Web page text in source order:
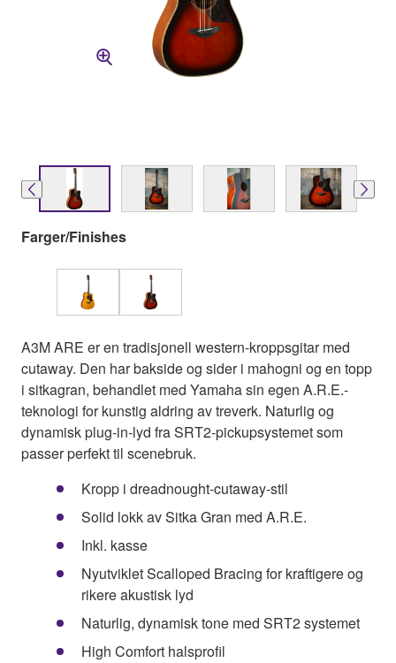
Farger/Finishes
A3M ARE er en tradisjonell western-kroppsgitar med
cutaway. Den har bakside og sider i mahogni og en topp
i sitkagran, behandlet med Yamaha sin egen A.R.E.-
teknologi for kunstig aldring av treverk. Naturlig og
dynamisk plug-in-lyd fra SRT2-pickupsystemet som
passer perfekt til scenebruk.
Kropp i dreadnought-cutaway-stil
Solid lokk av Sitka Gran med A.R.E.
Inkl. kasse
Nyutviklet Scalloped Bracing for kraftigere og
rikere akustisk lyd
Naturlig, dynamisk tone med SRT2 systemet
High Comfort halsprofil